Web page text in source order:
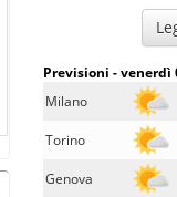
Previsioni - venerdì
Milano
Torino
Genova